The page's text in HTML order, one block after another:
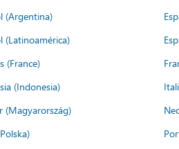
(Argentina)
(Latinoamérica)
(France)
(Indonesia)
(Magyarország)